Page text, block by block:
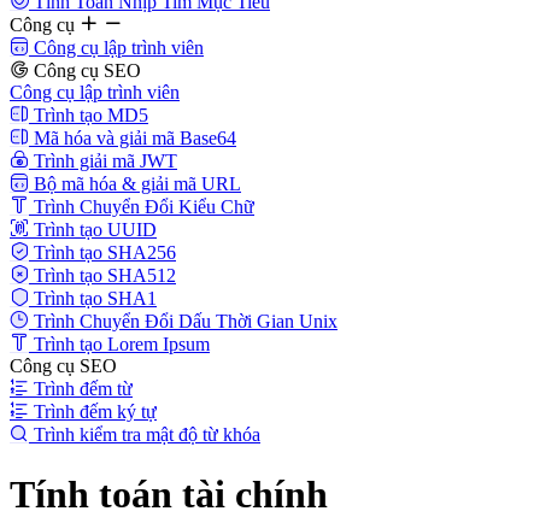
Công cụ
Công cụ lập trình viên
Công cụ SEO
Công cụ lập trình viên
Trình tạo MD5
Mã hóa và giải mã Base64
Trình giải mã JWT
Bộ mã hóa & giải mã URL
Trình Chuyển Đổi Kiểu Chữ
Trình tạo UUID
Trình tạo SHA256
Trình tạo SHA512
Trình tạo SHA1
Trình Chuyển Đổi Dấu Thời Gian Unix
Trình tạo Lorem Ipsum
Công cụ SEO
Trình đếm từ
Trình đếm ký tự
Trình kiểm tra mật độ từ khóa
Tính toán tài chính